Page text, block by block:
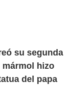
su segunda
mármol hizo
del papa